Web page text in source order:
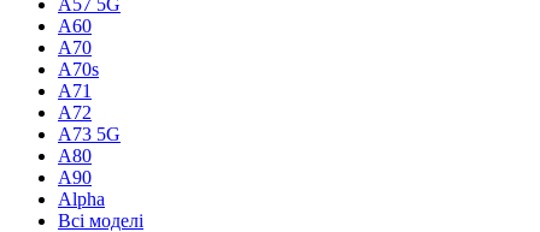
A57 5G
A60
A70
A70s
A71
A72
A73 5G
A80
A90
Alpha
Всі моделі